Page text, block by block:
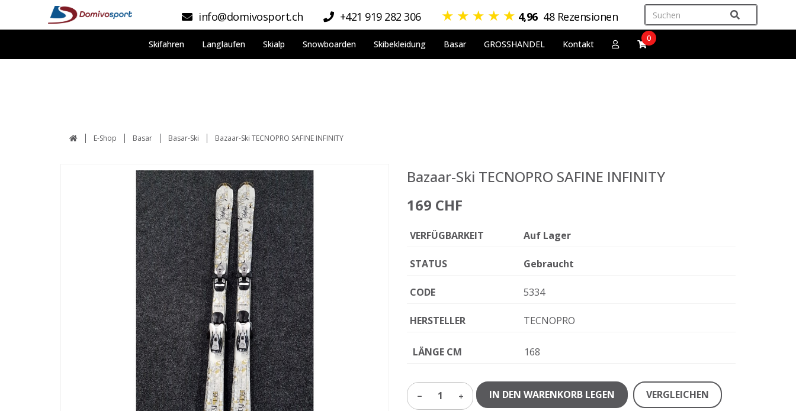
info@domivosport.ch +421 919 282 306 ★ ★ ★ ★ ★ 4,96 48 Rezensionen
Skifahren Langlaufen Skialp Snowboarden Skibekleidung Basar GROSSHANDEL Kontakt
0
E-Shop Basar Basar-Ski Bazaar-Ski TECNOPRO SAFINE INFINITY
Bazaar-Ski TECNOPRO SAFINE INFINITY
169 CHF
VERFÜGBARKEIT Auf Lager
STATUS Gebraucht
CODE 5334
HERSTELLER TECNOPRO
LÄNGE CM 168
1 IN DEN WARENKORB LEGEN VERGLEICHEN